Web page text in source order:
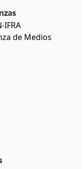
IFRA
de Medios